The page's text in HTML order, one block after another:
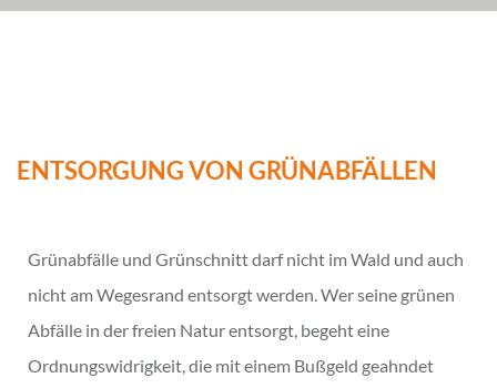
ENTSORGUNG VON GRÜNABFÄLLEN
Grünabfälle und Grünschnitt darf nicht im Wald und auch
nicht am Wegesrand entsorgt werden. Wer seine grünen
Abfälle in der freien Natur entsorgt, begeht eine
Ordnungswidrigkeit, die mit einem Bußgeld geahndet